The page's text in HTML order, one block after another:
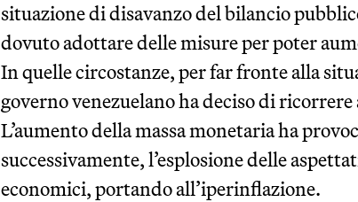
situazione di disavanzo del bilancio
dovuto adottare delle misure per poter
In quelle circostanze, per far fronte alla
governo venezuelano ha deciso di
L’aumento della massa monetaria ha
successivamente, l’esplosione delle
economici, portando all’iperinflazione.